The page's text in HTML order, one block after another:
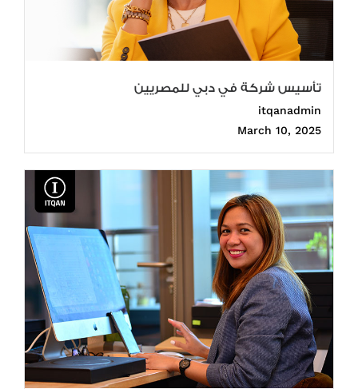
تأسيس شركة في دبي للمصريين
itqanadmin
March 10, 2025